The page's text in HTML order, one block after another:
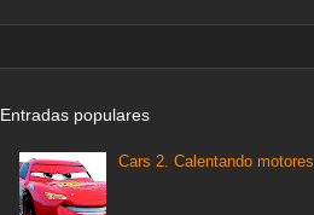
Entradas populares
Cars 2. Calentando motores